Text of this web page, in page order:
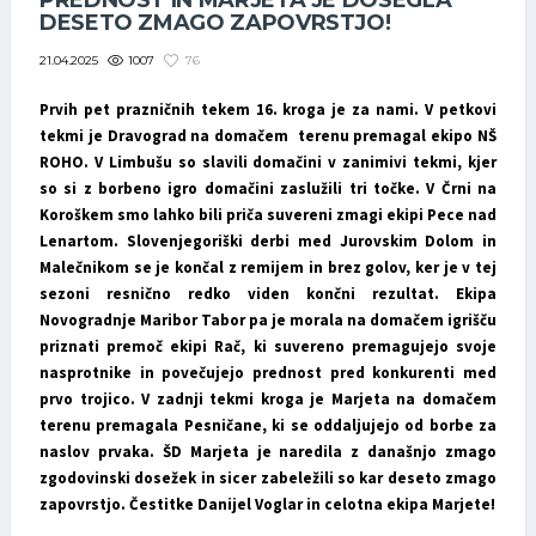
DESETO ZMAGO ZAPOVRSTJO!
21.04.2025 1007 76
Prvih pet prazničnih tekem 16. kroga je za nami. V petkovi
tekmi je Dravograd na domačem terenu premagal ekipo NŠ
ROHO. V Limbušu so slavili domačini v zanimivi tekmi, kjer
so si z borbeno igro domačini zaslužili tri točke. V Črni na
Koroškem smo lahko bili priča suvereni zmagi ekipi Pece nad
Lenartom. Slovenjegoriški derbi med Jurovskim Dolom in
Malečnikom se je končal z remijem in brez golov, ker je v tej
sezoni resnično redko viden končni rezultat. Ekipa
Novogradnje Maribor Tabor pa je morala na domačem igrišču
priznati premoč ekipi Rač, ki suvereno premagujejo svoje
nasprotnike in povečujejo prednost pred konkurenti med
prvo trojico. V zadnji tekmi kroga je Marjeta na domačem
terenu premagala Pesničane, ki se oddaljujejo od borbe za
naslov prvaka. ŠD Marjeta je naredila z današnjo zmago
zgodovinski dosežek in sicer zabeležili so kar deseto zmago
zapovrstjo. Čestitke Danijel Voglar in celotna ekipa Marjete!